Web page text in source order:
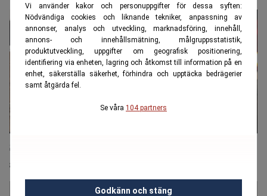
Vi använder kakor och personuppgifter för dessa syften:
Nödvändiga cookies och liknande tekniker, anpassning av
annonser, analys och utveckling, marknadsföring, innehåll,
annons- och innehållsmätning, målgruppsstatistik,
produktutveckling, uppgifter om geografisk positionering,
identifiering via enheten, lagring och åtkomst till information på en
enhet, säkerställa säkerhet, förhindra och upptäcka bedrägerier
samt åtgärda fel.
Se våra 104 partners
Godkänn och stäng
Staten brister: Kostsamt för arvingarna – dödsbon
ska ses över